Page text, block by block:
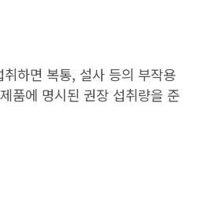
하면 복통, 설사 등의 부작용
품에 명시된 권장 섭취량을 준